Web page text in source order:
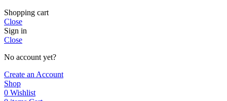
Shopping cart
Close
Sign in
Close
No account yet?
Create an Account
Shop
0 Wishlist